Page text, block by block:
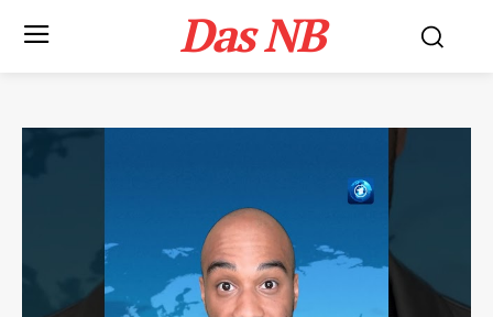
Das NB